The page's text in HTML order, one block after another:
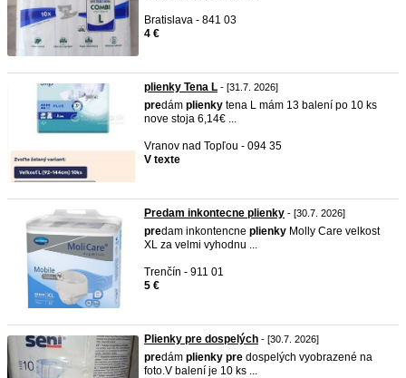
Bratislava - 841 03
4 €
plienky Tena L - [31.7. 2026]
predám plienky tena L mám 13 balení po 10 ks
nove stoja 6,14€ ...
Vranov nad Topľou - 094 35
V texte
Predam inkontecne plienky - [30.7. 2026]
predam inkontencne plienky Molly Care velkost
XL za velmi vyhodnu ...
Trenčín - 911 01
5 €
Plienky pre dospelých - [30.7. 2026]
predám plienky pre dospelých vyobrazené na
foto.V balení je 10 ks ...